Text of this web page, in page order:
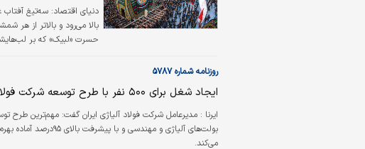
دنياي اقتصاد: سه‌تیغ
بالا می‌رود و بالاتر از هر
حسرت «لبیک» که بر
روزنامه شماره ۵۷۸۷
ایجاد شغل برای ۵۰۰ نفر با طرح توسعه شرکت فولاد آلیاژی ایران
می‌کند.